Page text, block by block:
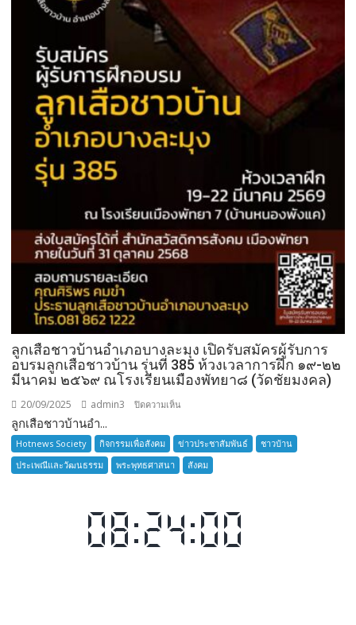
ลูกเสือชาวบ้านอำเภอบางละมุง เปิดรับสมัครผู้รับการ
อบรมลูกเสือชาวบ้าน รุ่นที่ 385 ห้วงเวลาการฝึก ๑๙-๒๒
มีนาคม ๒๕๖๙ ณโรงเรียนเมืองพัทยา๘ (วัดชัยมงคล)
20/09/2025 admin3 ปิดความเห็น
เสือ
ชาว
บ้าน
เปิด
รับ
ลูกเสือชาวบ้านอำ...
Hotnews Society กิจกรรมเพื่อสังคม ข่าวประชาสัมพันธ์
ชาวบ้าน
ประเพณีและวัฒนธรรม
พระพุทธศาสนา สังคม